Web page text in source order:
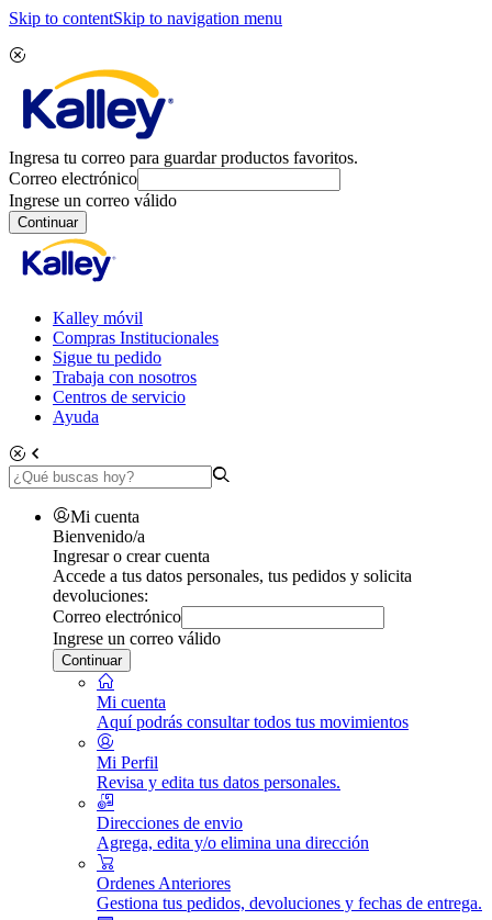
Skip to contentSkip to navigation menu
Ingresa tu correo para guardar productos favoritos.
Correo electrónico
Ingrese un correo válido
Continuar
Kalley móvil
Compras Institucionales
Sigue tu pedido
Trabaja con nosotros
Centros de servicio
Ayuda
Mi cuenta
Bienvenido/a
Ingresar o crear cuenta
Accede a tus datos personales, tus pedidos y solicita
devoluciones:
Correo electrónico
Ingrese un correo válido
Continuar
Mi cuenta
Aquí podrás consultar todos tus movimientos
Mi Perfil
Revisa y edita tus datos personales.
Direcciones de envio
Agrega, edita y/o elimina una dirección
Ordenes Anteriores
Gestiona tus pedidos, devoluciones y fechas de entrega.